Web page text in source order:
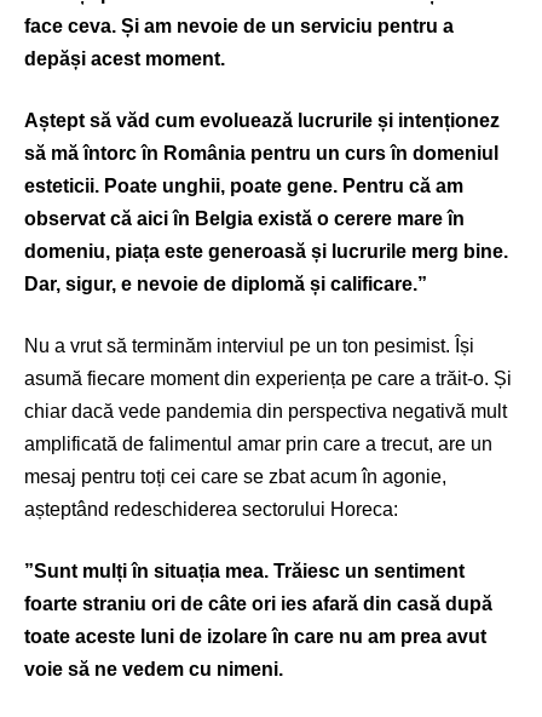
face ceva. Și am nevoie de un serviciu pentru a
depăși acest moment.
Aștept să văd cum evoluează lucrurile și intenționez
să mă întorc în România pentru un curs în domeniul
esteticii. Poate unghii, poate gene. Pentru că am
observat că aici în Belgia există o cerere mare în
domeniu, piața este generoasă și lucrurile merg bine.
Dar, sigur, e nevoie de diplomă și calificare.”
Nu a vrut să terminăm interviul pe un ton pesimist. Își
asumă fiecare moment din experiența pe care a trăit-o. Și
chiar dacă vede pandemia din perspectiva negativă mult
amplificată de falimentul amar prin care a trecut, are un
mesaj pentru toți cei care se zbat acum în agonie,
așteptând redeschiderea sectorului Horeca:
”Sunt mulți în situația mea. Trăiesc un sentiment
foarte straniu ori de câte ori ies afară din casă după
toate aceste luni de izolare în care nu am prea avut
voie să ne vedem cu nimeni.